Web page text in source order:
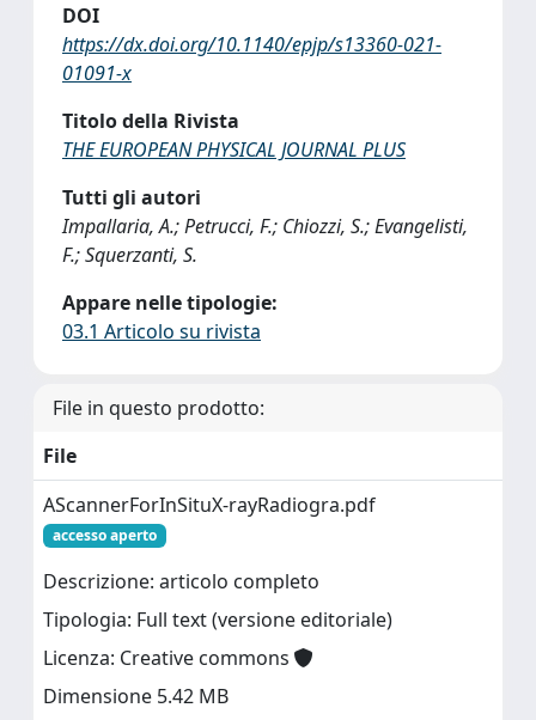
DOI
https://dx.doi.org/10.1140/epjp/s13360-021-
01091-x
Titolo della Rivista
THE EUROPEAN PHYSICAL JOURNAL PLUS
Tutti gli autori
Impallaria, A.; Petrucci, F.; Chiozzi, S.; Evangelisti,
F.; Squerzanti, S.
Appare nelle tipologie:
03.1 Articolo su rivista
File in questo prodotto:
File
AScannerForInSituX-rayRadiogra.pdf
accesso aperto
Descrizione: articolo completo
Tipologia: Full text (versione editoriale)
Licenza: Creative commons
Dimensione 5.42 MB